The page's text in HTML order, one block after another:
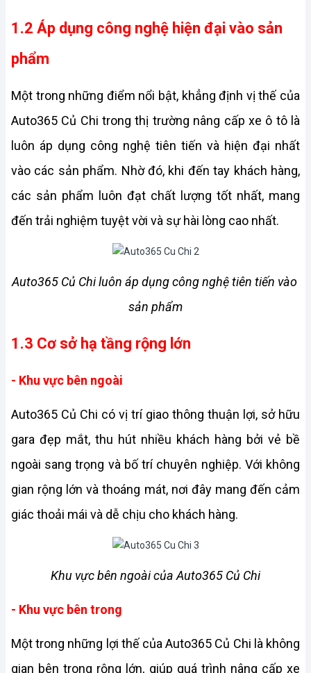
1.2 Áp dụng công nghệ hiện đại vào sản
phẩm
Một trong những điểm nổi bật, khẳng định vị thế của
Auto365 Củ Chi trong thị trường nâng cấp xe ô tô là
luôn áp dụng công nghệ tiên tiến và hiện đại nhất
vào các sản phẩm. Nhờ đó, khi đến tay khách hàng,
các sản phẩm luôn đạt chất lượng tốt nhất, mang
đến trải nghiệm tuyệt vời và sự hài lòng cao nhất.
Auto365 Củ Chi luôn áp dụng công nghệ tiên tiến vào
sản phẩm
1.3 Cơ sở hạ tầng rộng lớn
- Khu vực bên ngoài
Auto365 Củ Chi có vị trí giao thông thuận lợi, sở hữu
gara đẹp mắt, thu hút nhiều khách hàng bởi vẻ bề
ngoài sang trọng và bố trí chuyên nghiệp. Với không
gian rộng lớn và thoáng mát, nơi đây mang đến cảm
giác thoải mái và dễ chịu cho khách hàng.
Khu vực bên ngoài của Auto365 Củ Chi
- Khu vực bên trong
Một trong những lợi thế của Auto365 Củ Chi là không
gian bên trong rộng lớn, giúp quá trình nâng cấp xe